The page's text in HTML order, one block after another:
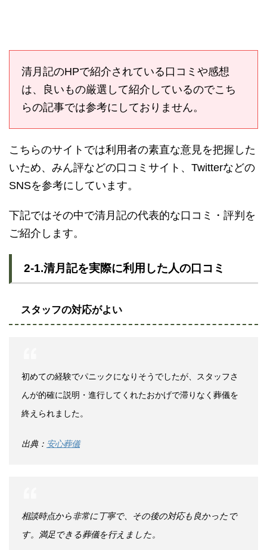
清月記のHPで紹介されている口コミや感想
は、良いもの厳選して紹介しているのでこち
らの記事では参考にしておりません。
こちらのサイトでは利用者の素直な意見を把握した
いため、みん評などの口コミサイト、Twitterなどの
SNSを参考にしています。
下記ではその中で清月記の代表的な口コミ・評判を
ご紹介します。
2-1.清月記を実際に利用した人の口コミ
スタッフの対応がよい
初めての経験でパニックになりそうでしたが、スタッフさ
んが的確に説明・進行してくれたおかげで滞りなく葬儀を
終えられました。
出典： 安心葬儀
相談時点から非常に丁寧で、その後の対応も良かったで
す。満足できる葬儀を行えました。